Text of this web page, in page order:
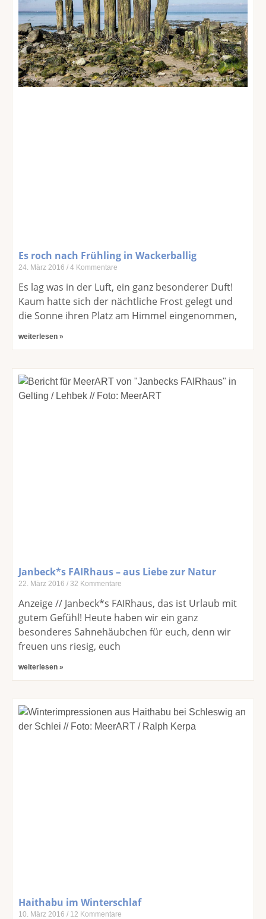
Es roch nach Frühling in Wackerballig
24. März 2016 4 Kommentare
Es lag was in der Luft, ein ganz besonderer Duft!
Kaum hatte sich der nächtliche Frost gelegt und
die Sonne ihren Platz am Himmel eingenommen,
weiterlesen »
Janbeck*s FAIRhaus – aus Liebe zur Natur
22. März 2016 32 Kommentare
Anzeige // Janbeck*s FAIRhaus, das ist Urlaub mit
gutem Gefühl! Heute haben wir ein ganz
besonderes Sahnehäubchen für euch, denn wir
freuen uns riesig, euch
weiterlesen »
Haithabu im Winterschlaf
10. März 2016 12 Kommentare